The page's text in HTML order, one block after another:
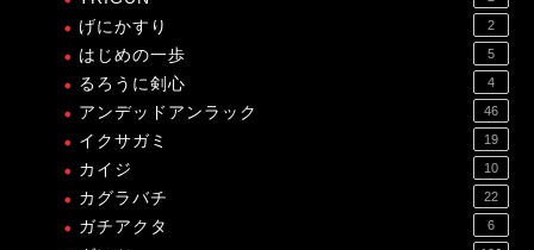
げにかすり 2
はじめの一歩 5
るろうに剣心 4
アンデッドアンラック 46
イクサガミ 19
カイジ 10
カグラバチ 22
ガチアクタ 6